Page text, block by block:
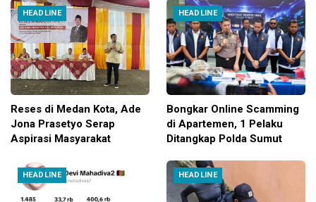
HEADLINE
Reses di Medan Kota, Ade
Jona Prasetyo Serap
Aspirasi Masyarakat
HEADLINE
Bongkar Online Scamming
di Apartemen, 1 Pelaku
Ditangkap Polda Sumut
HEADLINE HEADLINE